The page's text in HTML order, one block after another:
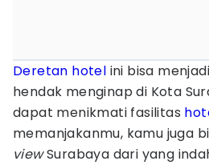
Deretan hotel ini bisa
hendak menginap di Kota
dapat menikmati fasilitas
memanjakanmu, kamu juga
viewSurabaya dari yang